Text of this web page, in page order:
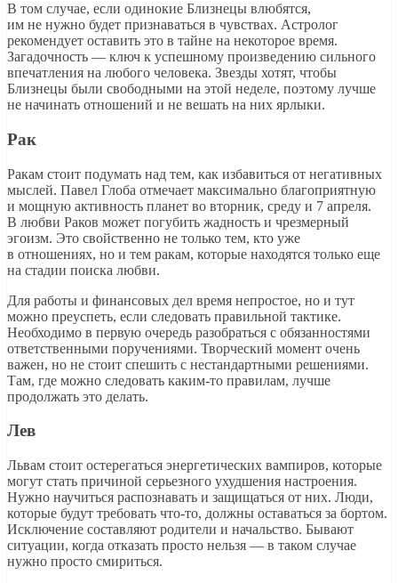
В том случае, если одинокие Близнецы влюбятся,
им не нужно будет признаваться в чувствах. Астролог
рекомендует оставить это в тайне на некоторое время.
Загадочность — ключ к успешному произведению сильного
впечатления на любого человека. Звезды хотят, чтобы
Близнецы были свободными на этой неделе, поэтому лучше
не начинать отношений и не вешать на них ярлыки.
Рак
Ракам стоит подумать над тем, как избавиться от негативных
мыслей. Павел Глоба отмечает максимально благоприятную
и мощную активность планет во вторник, среду и 7 апреля.
В любви Раков может погубить жадность и чрезмерный
эгоизм. Это свойственно не только тем, кто уже
в отношениях, но и тем ракам, которые находятся только еще
на стадии поиска любви.
Для работы и финансовых дел время непростое, но и тут
можно преуспеть, если следовать правильной тактике.
Необходимо в первую очередь разобраться с обязанностями
ответственными поручениями. Творческий момент очень
важен, но не стоит спешить с нестандартными решениями.
Там, где можно следовать каким-то правилам, лучше
продолжать это делать.
Лев
Львам стоит остерегаться энергетических вампиров, которые
могут стать причиной серьезного ухудшения настроения.
Нужно научиться распознавать и защищаться от них. Люди,
которые будут требовать что-то, должны оставаться за бортом.
Исключение составляют родители и начальство. Бывают
ситуации, когда отказать просто нельзя — в таком случае
нужно просто смириться.